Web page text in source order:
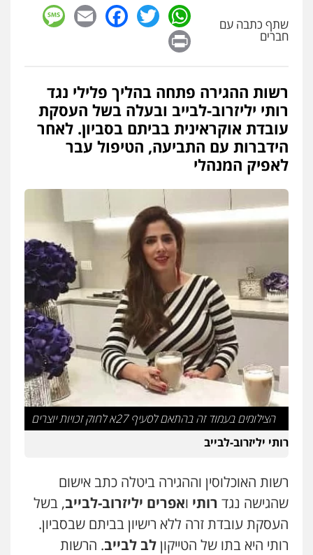
עו"ד חמאדה מסרי
תעבורה
שני אלגרבלי – משרד עורכי דין
פלילי עורכי דין לענייני אסירים תעבורה
0507120031
עו"ד רונן בנדל
פשיעה חמורה
0524282442
קורל קרוז – עורך דין פלילי
משפט פלילי
0545437431
עו"ד שרון נהרי
פלילי צווארון לבן כלכלי פשיעה כלכלית
בינלאומי הליכי הסגרה
עו"ד שאדי כבהא
פלילי
עו"ד (רו"ח) יואב ציוני
עבירות מס הלבנת הון שומות וערעורי מס
0505430819
שתף כתבה עם
חברים
WhatsApp
Twitter
Facebook
Email
רשות ההגירה פתחה בהליך פלילי נגד
רותי יליזרוב-לבייב ובעלה בשל העסקת
עובדת אוקראינית בביתם בסביון. לאחר
הידברות עם התביעה, הטיפול עבר
לאפיק המנהלי
הצילומים בעמוד זה בהתאם לסעיף 27א לחוק זכויות יוצרים
רותי יליזרוב-לבייב
רשות האוכלוסין וההגירה ביטלה כתב אישום
שהגישה נגד רותי ואפרים יליזרוב-לבייב, בשל
העסקת עובדת זרה ללא רישיון בביתם שבסביון.
רותי היא בתו של הטייקוןלב לבייב. הרשות